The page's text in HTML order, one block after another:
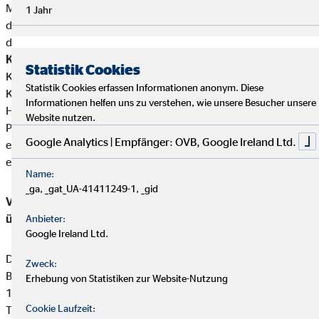
Mutterunternehmen von Versicherungsunternehmen eine
direkte oder indirekte Beteiligung von über zehn Prozent an
den Stimmrechten oder am Kapital von Heiko Binder.
Kundengelder / Zuwendungen
Kundengelder entgegen.Zahlungen erfolgen direkt von den
Kunden an die jeweiligen Produktgeber.
Heiko Binder erhält von den Partnergesellschaften für die
Produktvermittlung eine Vergütung (Provisionszahlung), die
einbehalten werden darf. Diese ist in der Versicherungsprämie
einkalkuliert.
Vermittler-Registerstelle, bei der sich die Eintragungen
überprüfen lassen:
Deutsche Industrie- und Handelskammer (DIHK)
Breite Straße 29
10178 Berlin
Tel. 0180 / 6005850 (20 Cent/Anruf aus dem dt. Festnetz,
1 Jahr
Statistik Cookies
Statistik Cookies erfassen Informationen anonym. Diese
Informationen helfen uns zu verstehen, wie unsere Besucher unsere
Website nutzen.
Google Analytics | Empfänger: OVB, Google Ireland Ltd.
Name:
_ga, _gat_UA-41411249-1, _gid
Anbieter:
Google Ireland Ltd.
Zweck:
Erhebung von Statistiken zur Website-Nutzung
Cookie Laufzeit: